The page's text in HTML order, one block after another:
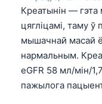
Креатынін — гэта
цягліцамі, таму
мышачнай масай
нармальным.
eGFR 58 мл/мін/
пажылога
አማርኛ
Українська
O‘zbekcha
Català
Қазақ тілі